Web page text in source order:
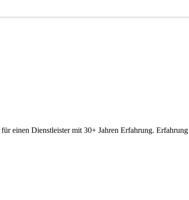
einen Dienstleister mit 30+ Jahren Erfahrung.